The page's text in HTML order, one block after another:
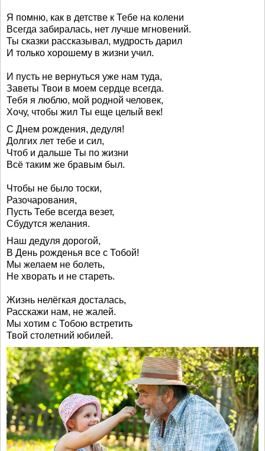
Я помню, как в детстве к Тебе на колени
Всегда забиралась, нет лучше мгновений.
Ты сказки рассказывал, мудрость дарил
И только хорошему в жизни учил.
И пусть не вернуться уже нам туда,
Заветы Твои в моем сердце всегда.
Тебя я люблю, мой родной человек,
Хочу, чтобы жил Ты еще целый век!
С Днем рождения, дедуля!
Долгих лет тебе и сил,
Чтоб и дальше Ты по жизни
Всё таким же бравым был.
Чтобы не было тоски,
Разочарования,
Пусть Тебе всегда везет,
Сбудутся желания.
Наш дедуля дорогой,
В День рожденья все с Тобой!
Мы желаем не болеть,
Не хворать и не стареть.
Жизнь нелёгкая досталась,
Расскажи нам, не жалей.
Мы хотим с Тобою встретить
Твой столетний юбилей.